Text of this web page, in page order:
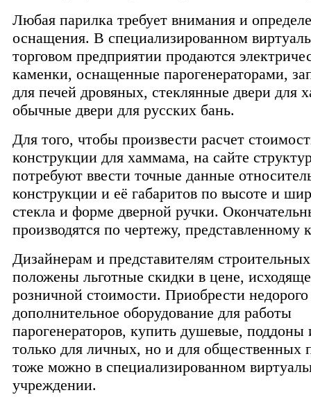
Любая парилка требует внимания и
оснащения. В специализированном
торговом предприятии продаются
каменки, оснащенные парогенераторами,
для печей дровяных, стеклянные двери для
обычные двери для русских бань.
Для того, чтобы произвести расчет
конструкции для хаммама, на сайте
потребуют ввести точные данные
конструкции и её габаритов по высоте и
стекла и форме дверной ручки.
производятся по чертежу, представленному
Дизайнерам и представителям
положены льготные скидки в цене,
розничной стоимости. Приобрести недорого
дополнительное оборудование для работы
парогенераторов, купить душевые,
только для личных, но и для общественных
тоже можно в специализированном
учреждении.